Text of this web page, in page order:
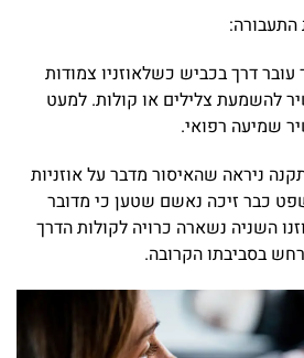
דרך בכביש כשלאוזניו צמודות
להשמעת צלילים או קולות. למעט
שמיעה רפואי.
ניראה שהאיסור מדבר על אוזניות
כבר זיכה נאשם שטען כי מדובר
השניה נשארה כרויה לקולות הדרך
בסביבתו הקרובה.